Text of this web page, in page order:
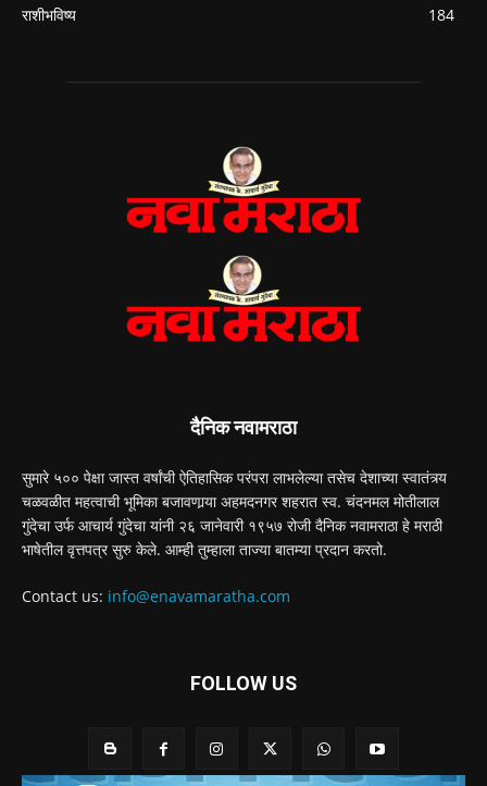
राशीभविष्य
184
दैनिक नवामराठा
सुमारे ५०० पेक्षा जास्त वर्षांची ऐतिहासिक परंपरा लाभलेल्या तसेच देशाच्या स्वातंत्र्य
चळवळीत महत्वाची भूमिका बजावणार्‍या अहमदनगर शहरात स्व. चंदनमल मोतीलाल
गुंदेचा उर्फ आचार्य गुंदेचा यांनी २६ जानेवारी १९५७ रोजी दैनिक नवामराठा हे मराठी
भाषेतील वृत्तपत्र सुरु केले. आम्ही तुम्हाला ताज्या बातम्या प्रदान करतो.
Contact us: info@enavamaratha.com
FOLLOW US